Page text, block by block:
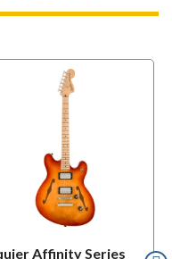
Affinity Series